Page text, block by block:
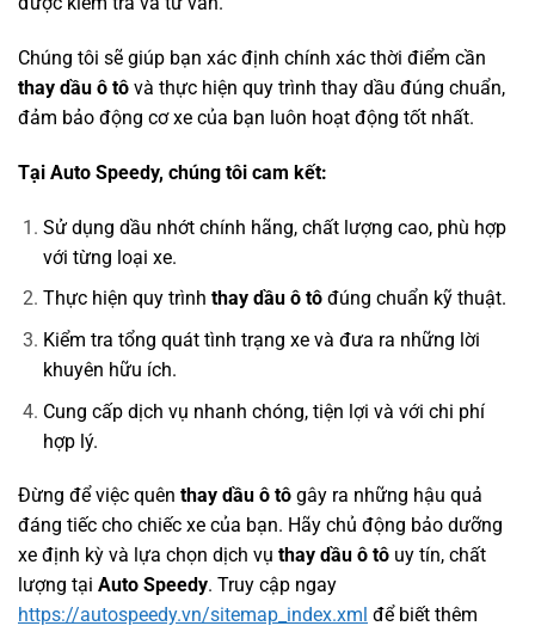
Chúng tôi sẽ giúp bạn xác định chính xác thời điểm cần
thay dầu ô tô và thực hiện quy trình thay dầu đúng chuẩn,
đảm bảo động cơ xe của bạn luôn hoạt động tốt nhất.
Tại Auto Speedy, chúng tôi cam kết:
Sử dụng dầu nhớt chính hãng, chất lượng cao, phù hợp
với từng loại xe.
Thực hiện quy trình thay dầu ô tôđúng chuẩn kỹ thuật.
Kiểm tra tổng quát tình trạng xe và đưa ra những lời
khuyên hữu ích.
Cung cấp dịch vụ nhanh chóng, tiện lợi và với chi phí
hợp lý.
Đừng để việc quên thay dầu ô tô gây ra những hậu quả
đáng tiếc cho chiếc xe của bạn. Hãy chủ động bảo dưỡng
xe định kỳ và lựa chọn dịch vụ thay dầu ô tô uy tín, chất
lượng tại Auto Speedy. Truy cập ngay
https://autospeedy.vn/sitemap_index.xml để biết thêm